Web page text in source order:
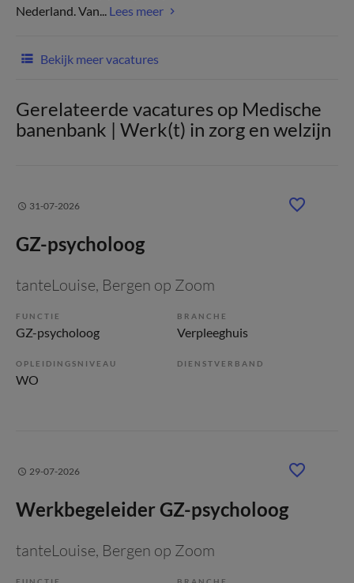
Nederland. Van... Lees meer
Bekijk meer vacatures
Gerelateerde vacatures op Medische
banenbank | Werk(t) in zorg en welzijn
31-07-2026
GZ-psycholoog
tanteLouise, Bergen op Zoom
FUNCTIE
GZ-psycholoog
BRANCHE
Verpleeghuis
OPLEIDINGSNIVEAU
WO
DIENSTVERBAND
29-07-2026
Werkbegeleider GZ-psycholoog
tanteLouise, Bergen op Zoom
FUNCTIE BRANCHE